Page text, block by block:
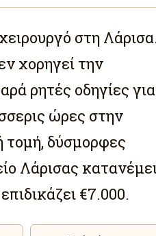
στη
χορηγεί την
ρητές οδηγίες για
ώρες στην
τομή, δύσμορφες
Λάρισας
€7.000.